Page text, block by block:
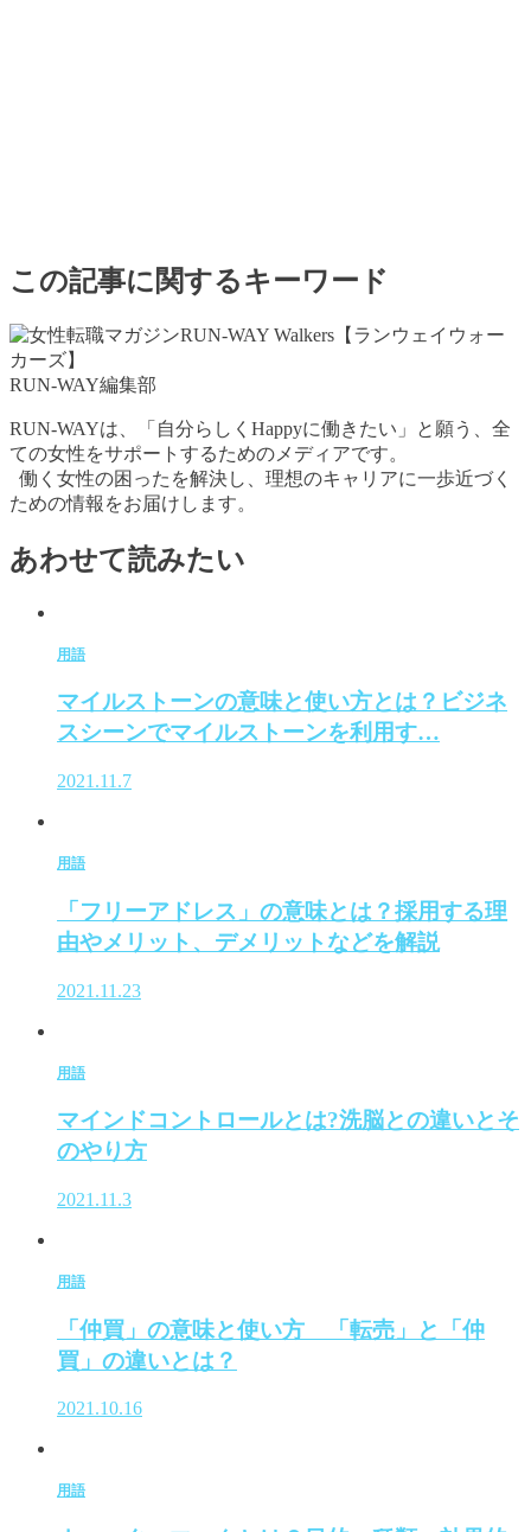
この記事に関するキーワード
RUN-WAY編集部
RUN-WAYは、「自分らしくHappyに働きたい」と願う、全
ての女性をサポートするためのメディアです。
働く女性の困ったを解決し、理想のキャリアに一歩近づく
ための情報をお届けします。
あわせて読みたい
用語
マイルストーンの意味と使い方とは？ビジネ
スシーンでマイルストーンを利用す…
2021.11.7
用語
「フリーアドレス」の意味とは？採用する理
由やメリット、デメリットなどを解説
2021.11.23
用語
マインドコントロールとは?洗脳との違いとそ
のやり方
2021.11.3
用語
「仲買」の意味と使い方 「転売」と「仲
買」の違いとは？
2021.10.16
用語